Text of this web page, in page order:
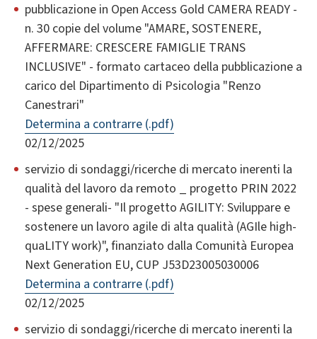
pubblicazione in Open Access Gold CAMERA READY -
n. 30 copie del volume "AMARE, SOSTENERE,
AFFERMARE: CRESCERE FAMIGLIE TRANS
INCLUSIVE" - formato cartaceo della pubblicazione a
carico del Dipartimento di Psicologia "Renzo
Canestrari"
Determina a contrarre (.pdf)
02/12/2025
servizio di sondaggi/ricerche di mercato inerenti la
qualità del lavoro da remoto _ progetto PRIN 2022
- spese generali- "Il progetto AGILITY: Sviluppare e
sostenere un lavoro agile di alta qualità (AGIle high-
quaLITY work)", finanziato dalla Comunità Europea
Next Generation EU, CUP J53D23005030006
Determina a contrarre (.pdf)
02/12/2025
servizio di sondaggi/ricerche di mercato inerenti la